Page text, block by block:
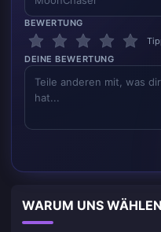
BEWERTUNG
DEINE BEWERTUNG
WARUM UNS